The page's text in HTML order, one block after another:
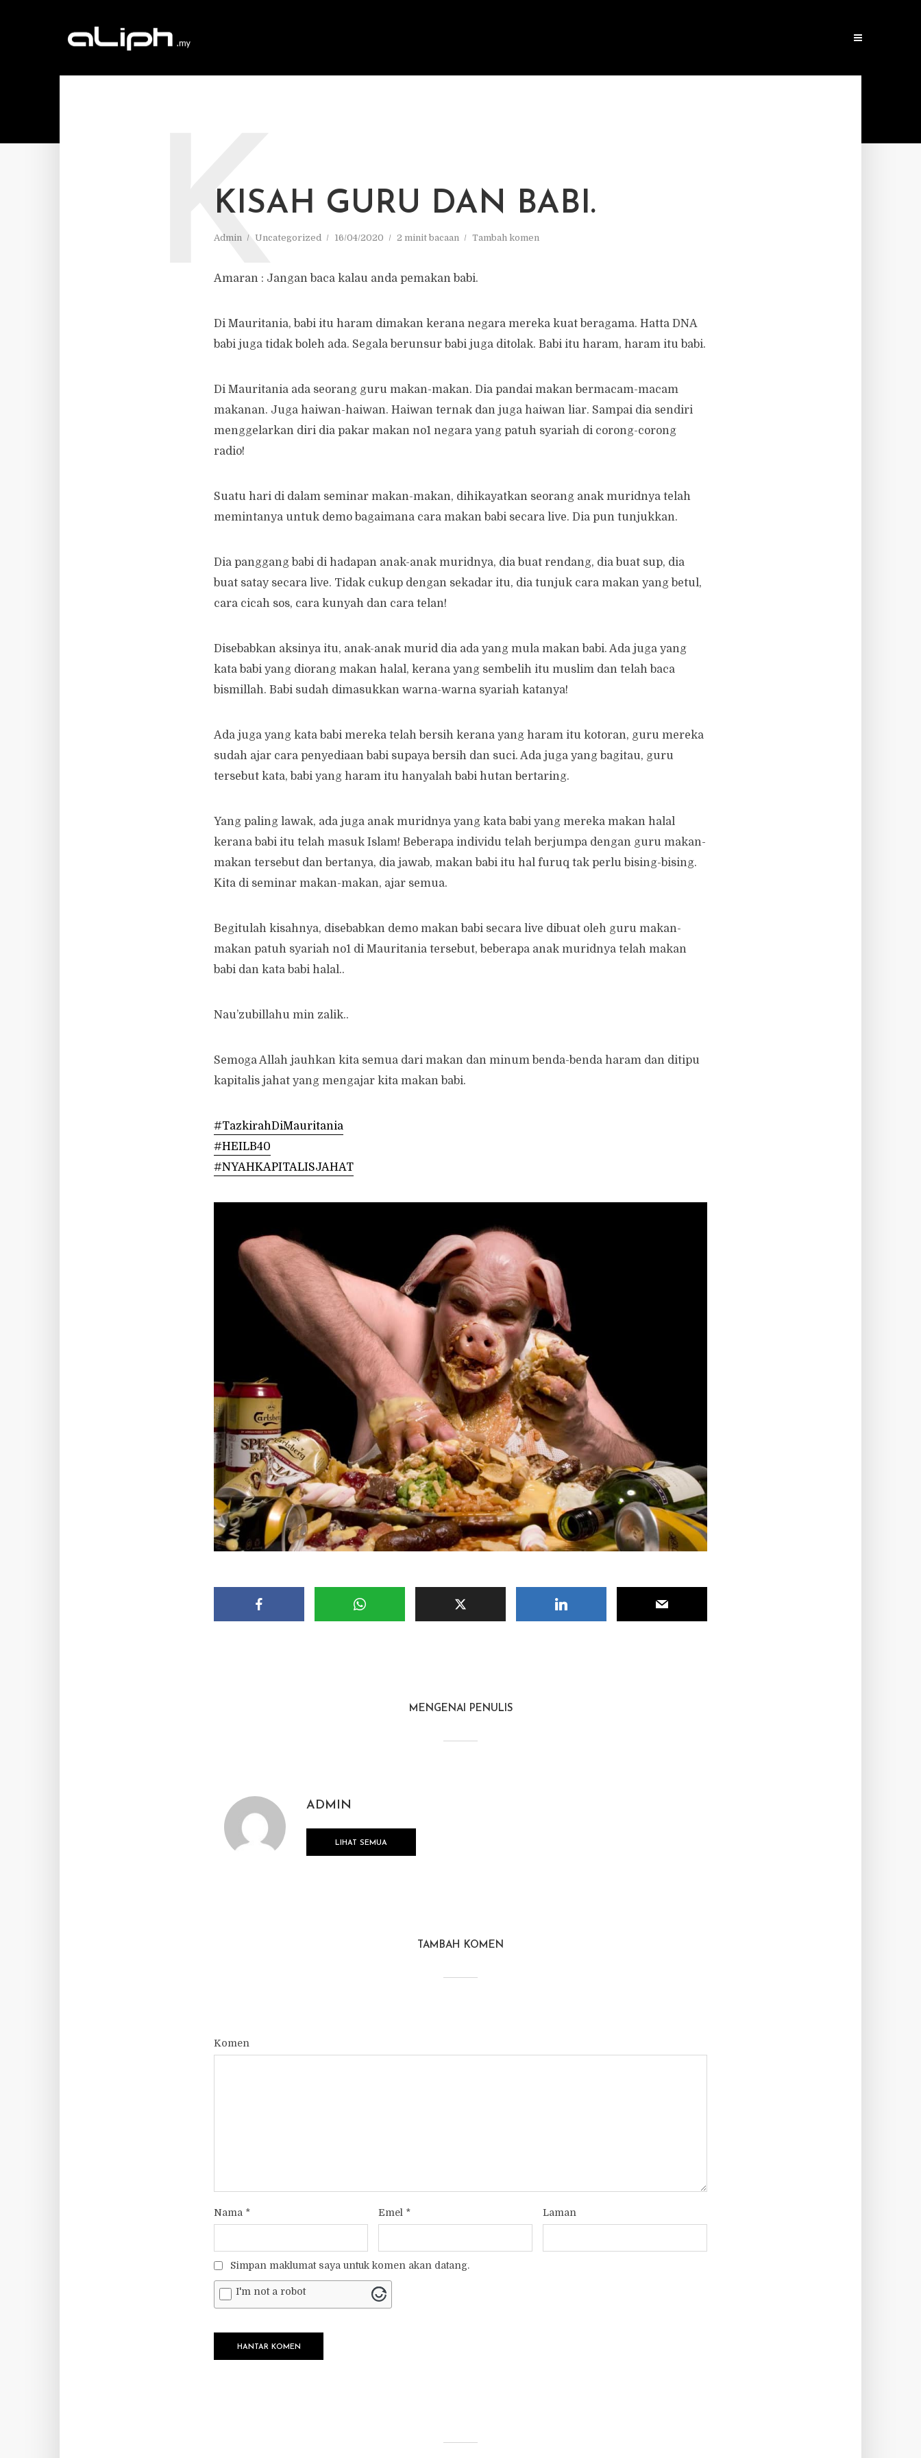
KISAH GURU DAN BABI.
Admin Uncategorized 16/04/2020 2 minit bacaan Tambah komen
K
Amaran : Jangan baca kalau anda pemakan babi.
Di Mauritania, babi itu haram dimakan kerana negara mereka kuat beragama. Hatta DNA
babi juga tidak boleh ada. Segala berunsur babi juga ditolak. Babi itu haram, haram itu babi.
Di Mauritania ada seorang guru makan-makan. Dia pandai makan bermacam-macam
makanan. Juga haiwan-haiwan. Haiwan ternak dan juga haiwan liar. Sampai dia sendiri
menggelarkan diri dia pakar makan no1 negara yang patuh syariah di corong-corong
radio!
Suatu hari di dalam seminar makan-makan, dihikayatkan seorang anak muridnya telah
memintanya untuk demo bagaimana cara makan babi secara live. Dia pun tunjukkan.
Dia panggang babi di hadapan anak-anak muridnya, dia buat rendang, dia buat sup, dia
buat satay secara live. Tidak cukup dengan sekadar itu, dia tunjuk cara makan yang betul,
cara cicah sos, cara kunyah dan cara telan!
Disebabkan aksinya itu, anak-anak murid dia ada yang mula makan babi. Ada juga yang
kata babi yang diorang makan halal, kerana yang sembelih itu muslim dan telah baca
bismillah. Babi sudah dimasukkan warna-warna syariah katanya!
Ada juga yang kata babi mereka telah bersih kerana yang haram itu kotoran, guru mereka
sudah ajar cara penyediaan babi supaya bersih dan suci. Ada juga yang bagitau, guru
tersebut kata, babi yang haram itu hanyalah babi hutan bertaring.
Yang paling lawak, ada juga anak muridnya yang kata babi yang mereka makan halal
kerana babi itu telah masuk Islam! Beberapa individu telah berjumpa dengan guru makan-
makan tersebut dan bertanya, dia jawab, makan babi itu hal furuq tak perlu bising-bising.
Kita di seminar makan-makan, ajar semua.
Begitulah kisahnya, disebabkan demo makan babi secara live dibuat oleh guru makan-
makan patuh syariah no1 di Mauritania tersebut, beberapa anak muridnya telah makan
babi dan kata babi halal..
Nau’zubillahu min zalik..
Semoga Allah jauhkan kita semua dari makan dan minum benda-benda haram dan ditipu
kapitalis jahat yang mengajar kita makan babi.
#TazkirahDiMauritania
#HEILB40
#NYAHKAPITALISJAHAT
MENGENAI PENULIS
ADMIN
LIHAT SEMUA
TAMBAH KOMEN
Komen
Nama * Emel * Laman
Simpan maklumat saya untuk komen akan datang.
I'm not a robot